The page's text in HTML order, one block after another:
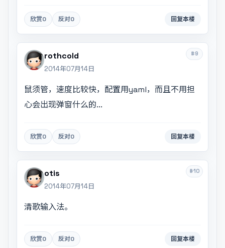
欣赏0 反对0 回复本楼
#9
rothcold
2014年07月14日
鼠须管，速度比较快，配置用yaml，而且不用担
心会出现弹窗什么的...
欣赏0 反对0 回复本楼
#10
otis
2014年07月14日
清歌输入法。
欣赏0 反对0 回复本楼